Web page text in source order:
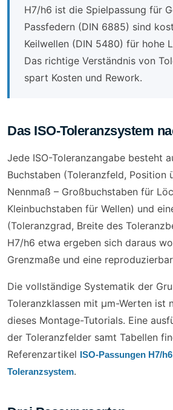
H7/h6 ist die Spielpassung für
Passfedern (DIN 6885) sind
Keilwellen (DIN 5480) für hohe
Das richtige Verständnis von
spart Kosten und Rework.
Das ISO-Toleranzsystem
Jede ISO-Toleranzangabe besteht
Buchstaben (Toleranzfeld, Position
Nennmaß – Großbuchstaben für
Kleinbuchstaben für Wellen) und
(Toleranzgrad, Breite des
H7/h6 etwa ergeben sich daraus
Grenzmaße und eine
Die vollständige Systematik der
Toleranzklassen mit µm-Werten ist
dieses Montage-Tutorials. Eine
der Toleranzfelder samt Tabellen
Referenzartikel ISO-Passungen H7/
Toleranzsystem.